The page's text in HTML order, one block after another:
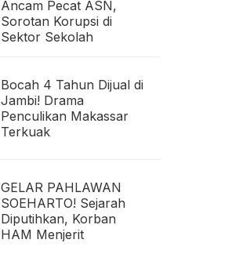
Ancam Pecat ASN,
Sorotan Korupsi di
Sektor Sekolah
Bocah 4 Tahun Dijual di
Jambi! Drama
Penculikan Makassar
Terkuak
GELAR PAHLAWAN
SOEHARTO! Sejarah
Diputihkan, Korban
HAM Menjerit